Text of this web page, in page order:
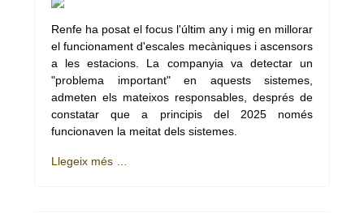
Renfe ha posat el focus l'últim any i mig en millorar
el funcionament d'escales mecàniques i ascensors
a les estacions. La companyia va detectar un
"problema important" en aquests sistemes,
admeten els mateixos responsables, després de
constatar que a principis del 2025 només
funcionaven la meitat dels sistemes.
Llegeix més …